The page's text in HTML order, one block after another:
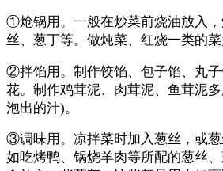
①炝锅用。一般在炒菜前烧油放入
丝、葱丁等。做炖菜、红烧一类的菜
②拌馅用。制作饺馅、包子馅、丸
花。制作鸡茸泥、肉茸泥、鱼茸泥
泡出的汁)。
③调味用。凉拌菜时加入葱丝，或
如吃烤鸭、锅烧羊肉等所配的葱丝